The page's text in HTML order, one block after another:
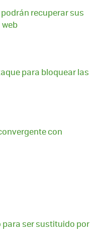
recuperar sus
para bloquear las
con
para ser sustituido por